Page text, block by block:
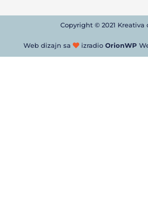
Copyright © 2021 Kreativa
Web dizajn sa izradio OrionWP